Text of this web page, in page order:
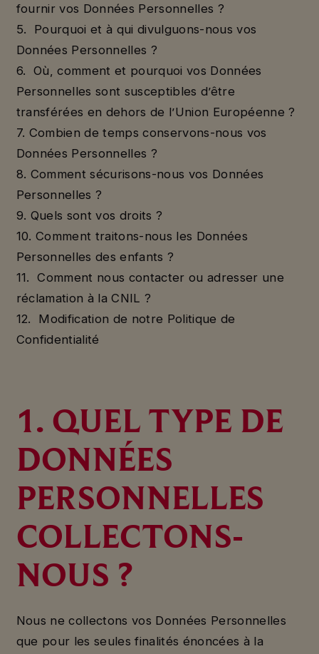
fournir vos Données Personnelles ?
5. Pourquoi et à qui divulguons-nous vos
Données Personnelles ?
6. Où, comment et pourquoi vos Données
Personnelles sont susceptibles d’être
transférées en dehors de l’Union Européenne ?
7. Combien de temps conservons-nous vos
Données Personnelles ?
8. Comment sécurisons-nous vos Données
Personnelles ?
9. Quels sont vos droits ?
10. Comment traitons-nous les Données
Personnelles des enfants ?
11. Comment nous contacter ou adresser une
réclamation à la CNIL ?
12. Modification de notre Politique de
Confidentialité
1. QUEL TYPE DE
DONNÉES
PERSONNELLES
COLLECTONS-
NOUS ?
Nous ne collectons vos Données Personnelles
que pour les seules finalités énoncées à la